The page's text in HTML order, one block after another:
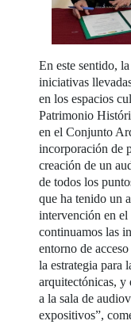
En este sentido,
iniciativas
en los espacios
Patrimonio
en el Conjunto
incorporación de
creación de un
de todos los
que ha tenido un
intervención en
continuamos las
entorno de
la estrategia para
arquitectónicas, y
a la sala de
expositivos”,